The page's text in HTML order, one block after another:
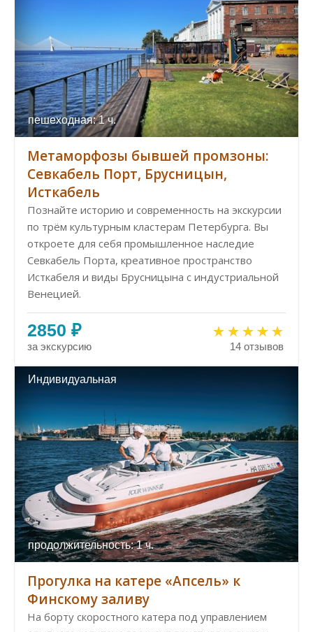
пешеходная: 1 ч.
Метаморфозы бывшей промзоны:
Севкабель Порт, Брусницын,
Исткабель
Познайте историю и современность на экскурсии
по трём культурным кластерам Петербурга. Вы
откроете для себя промышленное наследие
Севкабель Порта, креативное пространство
Исткабеля и виды Брусницына с индустриальной
Венецией.
2850 ₽
за экскурсию 14 отзывов
Индивидуальная
продолжительность: 1 ч.
Прогулка на катере «Апсель» к
Финскому заливу
На борту скоростного катера под управлением